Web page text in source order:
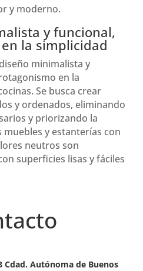
y moderno.
y funcional,
la simplicidad
minimalista y
en la
Se busca crear
y ordenados, eliminando
y priorizando la
y estanterías con
neutros son
superficies lisas y fáciles
Cdad. Autónoma de Buenos